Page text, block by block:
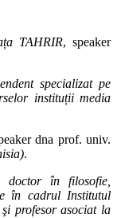
TAHRIR, speaker
specializat pe
instituții media
dna prof. univ.
.
doctor în filosofie,
în cadrul Institutul
profesor asociat la